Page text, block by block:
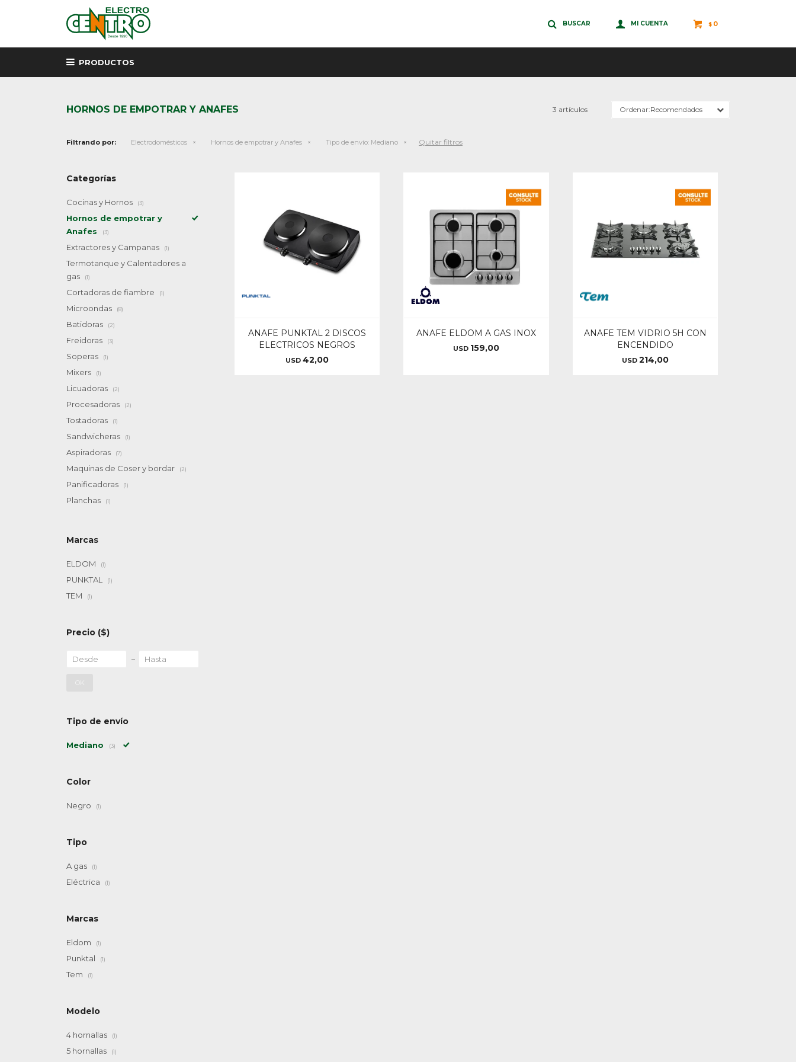
PRODUCTOS
$ 0
HORNOS DE EMPOTRAR Y ANAFES 3 artículos Recomendados
Filtrando por: Electrodomésticos Hornos de empotrar y Anafes Tipo de envío: Mediano Quitar filtros
ANAFE PUNKTAL 2 DISCOS
ELECTRICOS NEGROS
USD 42,00
ANAFE ELDOM A GAS INOX
USD 159,00
ANAFE TEM VIDRIO 5H CON
ENCENDIDO
USD 214,00
Categorías
Cocinas y Hornos (3)
Hornos de empotrar y
Anafes
(3)
Extractores y Campanas (1)
Termotanque y Calentadores a
gas
(1)
Cortadoras de fiambre (1)
Microondas (8)
Batidoras (2)
Freidoras (3)
Soperas (1)
Mixers (1)
Licuadoras (2)
Procesadoras (2)
Tostadoras (1)
Sandwicheras (1)
Aspiradoras (7)
Maquinas de Coser y bordar (2)
Panificadoras (1)
Planchas (1)
Marcas
ELDOM (1)
PUNKTAL (1)
TEM (1)
Precio ($)
OK
Tipo de envío
Mediano (3)
Color
Negro (1)
Tipo
A gas (1)
Eléctrica (1)
Marcas
Eldom (1)
Punktal (1)
Tem (1)
Modelo
4 hornallas (1)
5 hornallas (1)